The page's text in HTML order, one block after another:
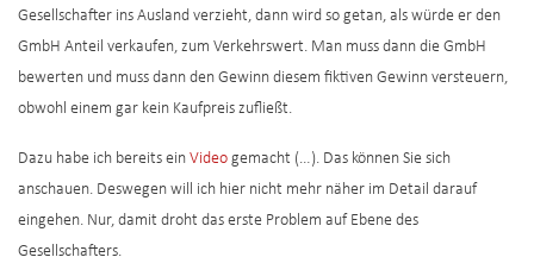
Gesellschafter ins Ausland verzieht, dann wird so getan, als würde er den
GmbH Anteil verkaufen, zum Verkehrswert. Man muss dann die GmbH
bewerten und muss dann den Gewinn diesem fiktiven Gewinn versteuern,
obwohl einem gar kein Kaufpreis zufließt.
Dazu habe ich bereits ein Video gemacht (…). Das können Sie sich
anschauen. Deswegen will ich hier nicht mehr näher im Detail darauf
eingehen. Nur, damit droht das erste Problem auf Ebene des
Gesellschafters.